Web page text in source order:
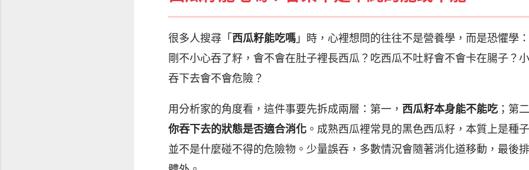
很多人搜尋「 西瓜籽能吃嗎 」時，心裡想問的往往不是營養學，而是恐懼學
剛不小心吞了籽，會不會在肚子裡長西瓜？吃西瓜不吐籽會不會卡在腸子？
吞下去會不會危險？
用分析家的角度看，這件事要先拆成兩層：第一， 西瓜籽本身能不能吃 ；第
你吞下去的狀態是否適合消化 。成熟西瓜裡常見的黑色西瓜籽，本質上是種
並不是什麼碰不得的危險物。少量誤吞，多數情況會隨著消化道移動，最後